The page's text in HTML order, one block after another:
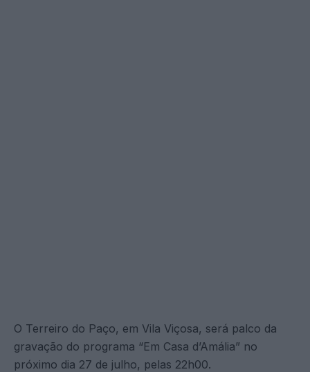
O Terreiro do Paço, em Vila Viçosa, será palco da
gravação do programa “Em Casa d’Amália” no
próximo dia 27 de julho, pelas 22h00.